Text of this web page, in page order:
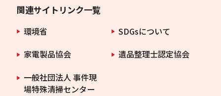
関連サイトリンク一覧
環境省
SDGsについて
家電製品協会
遺品整理士認定協会
一般社団法人 事件現
場特殊清掃センター